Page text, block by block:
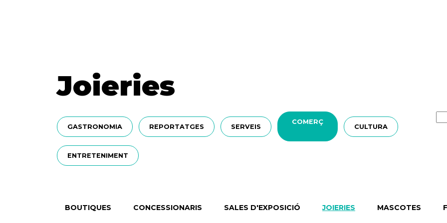
Joieries
GASTRONOMIA REPORTATGES SERVEIS
COMERÇ
CULTURA
ENTRETENIMENT
BOUTIQUES CONCESSIONARIS SALES D'EXPOSICIÓ JOIERIES MASCOTES